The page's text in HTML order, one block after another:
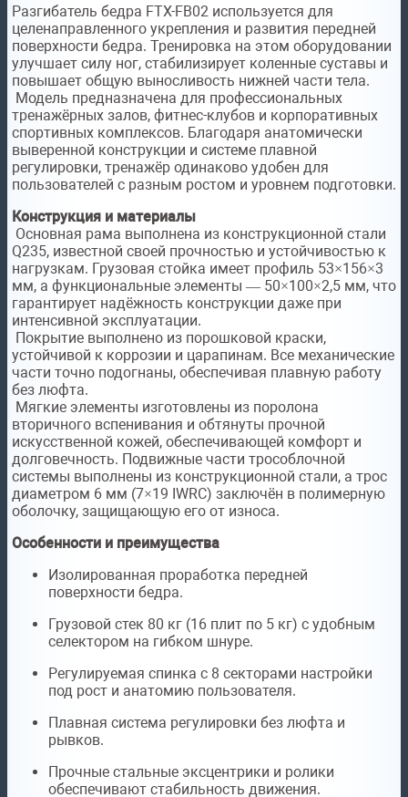
Разгибатель бедра FTX-FB02 используется для
целенаправленного укрепления и развития передней
поверхности бедра. Тренировка на этом оборудовании
улучшает силу ног, стабилизирует коленные суставы и
повышает общую выносливость нижней части тела.
Модель предназначена для профессиональных
тренажёрных залов, фитнес-клубов и корпоративных
спортивных комплексов. Благодаря анатомически
выверенной конструкции и системе плавной
регулировки, тренажёр одинаково удобен для
пользователей с разным ростом и уровнем подготовки.
Конструкция и материалы
Основная рама выполнена из конструкционной стали
Q235, известной своей прочностью и устойчивостью к
нагрузкам. Грузовая стойка имеет профиль 53×156×3
мм, а функциональные элементы — 50×100×2,5 мм, что
гарантирует надёжность конструкции даже при
интенсивной эксплуатации.
Покрытие выполнено из порошковой краски,
устойчивой к коррозии и царапинам. Все механические
части точно подогнаны, обеспечивая плавную работу
без люфта.
Мягкие элементы изготовлены из поролона
вторичного вспенивания и обтянуты прочной
искусственной кожей, обеспечивающей комфорт и
долговечность. Подвижные части трособлочной
системы выполнены из конструкционной стали, а трос
диаметром 6 мм (7×19 IWRC) заключён в полимерную
оболочку, защищающую его от износа.
Особенности и преимущества
Изолированная проработка передней
поверхности бедра.
Грузовой стек 80 кг (16 плит по 5 кг) с удобным
селектором на гибком шнуре.
Регулируемая спинка с 8 секторами настройки
под рост и анатомию пользователя.
Плавная система регулировки без люфта и
рывков.
Прочные стальные эксцентрики и ролики
обеспечивают стабильность движения.